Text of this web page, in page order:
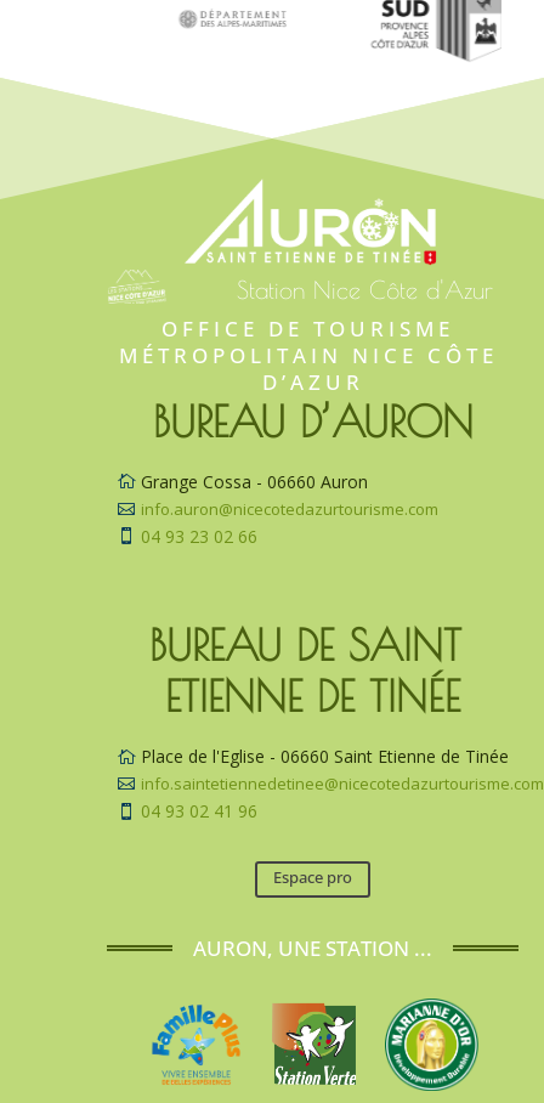
Station Nice Côte d'Azur
OFFICE DE TOURISME
MÉTROPOLITAIN NICE CÔTE
D’AZUR
BUREAU D’AURON
 Grange Cossa - 06660 Auron
 info.auron@nicecotedazurtourisme.com
 04 93 23 02 66
BUREAU DE SAINT
ETIENNE DE TINÉE
 Place de l'Eglise - 06660 Saint Etienne de Tinée
 info.saintetiennedetinee@nicecotedazurtourisme.com
 04 93 02 41 96
Espace pro
AURON, UNE STATION ...